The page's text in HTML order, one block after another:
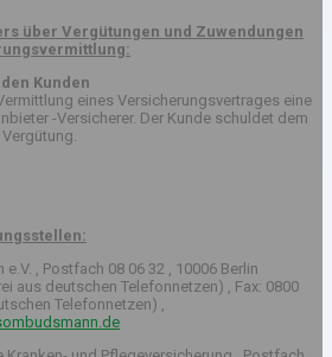
über Vergütungen und Zuwendungen
Kunden
eines Versicherungsvertrages eine
-Versicherer. Der Kunde schuldet dem
, Postfach 08 06 32 , 10006 Berlin
aus deutschen Telefonnetzen) , Fax: 0800
Telefonnetzen) ,